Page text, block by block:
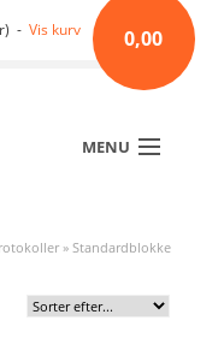
-Vis kurv 0,00
MENU
» Standardblokke